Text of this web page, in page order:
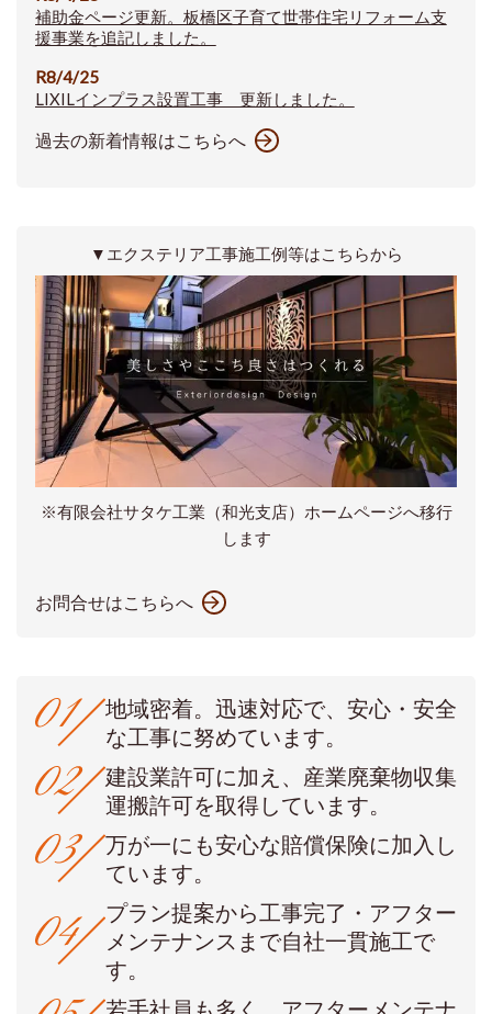
補助金ページ更新。板橋区子育て世帯住宅リフォーム支
援事業を追記しました。
R8/4/25
LIXILインプラス設置工事 更新しました。
過去の新着情報はこちらへ
▼エクステリア工事施工例等はこちらから
※有限会社サタケ工業（和光支店）ホームページへ移行
します
お問合せはこちらへ
地域密着。迅速対応で、安心・安全
な工事に努めています。
建設業許可に加え、産業廃棄物収集
運搬許可を取得しています。
万が一にも安心な賠償保険に加入し
ています。
プラン提案から工事完了・アフター
メンテナンスまで自社一貫施工で
す。